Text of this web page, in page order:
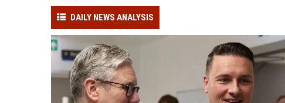
DAILY NEWS ANALYSIS